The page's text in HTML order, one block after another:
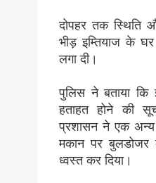
दोपहर तक स्थिति
भीड़ इम्तियाज के
लगा दी।
पुलिस ने बताया
हताहत होने की
प्रशासन ने एक
मकान पर बुलडोजर
ध्वस्त कर दिया।